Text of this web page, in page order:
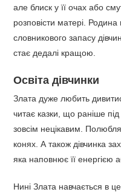
але блиск у її очах або
розповісти матері.
словникового запасу
стає дедалі кращою.
Освіта дівчинки
Злата дуже любить
читає казки, що раніше
зовсім нецікавим.
конях. А також дівчинка
яка наповнює її енергією
Нині Злата навчається в